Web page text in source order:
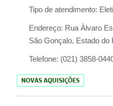
Tipo de atendimento:
Endereço: Rua Àlvaro
São Gonçalo, Estado do
Telefone: (021) 3858-
NOVAS AQUISIÇÕES